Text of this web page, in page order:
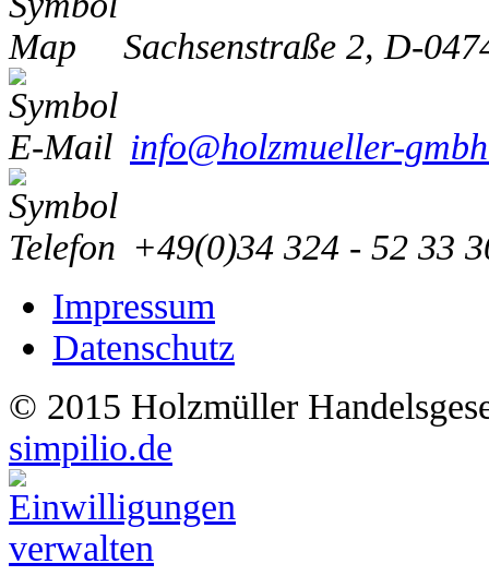
Sachsenstraße 2, D-
info@holzmueller-
+49(0)34 324 - 52 33
Impressum
Datenschutz
© 2015 Holzmüller
simpilio.de